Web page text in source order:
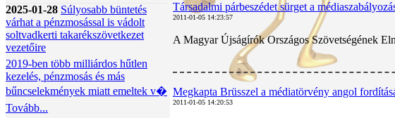
2025-01-28 Súlyosabb büntetés
várhat a pénzmosással is vádolt
soltvadkerti takarékszövetkezet
vezetőire
2019-ben több milliárdos hűtlen
kezelés, pénzmosás és más
bűncselekmények miatt emeltek v�
Tovább...
Társadalmi párbeszédet sürget a
2011-01-05 14:23:57
A Magyar Újságírók Országos Szövetségének
Megkapta Brüsszel a médiatörvény angol
2011-01-05 14:20:53